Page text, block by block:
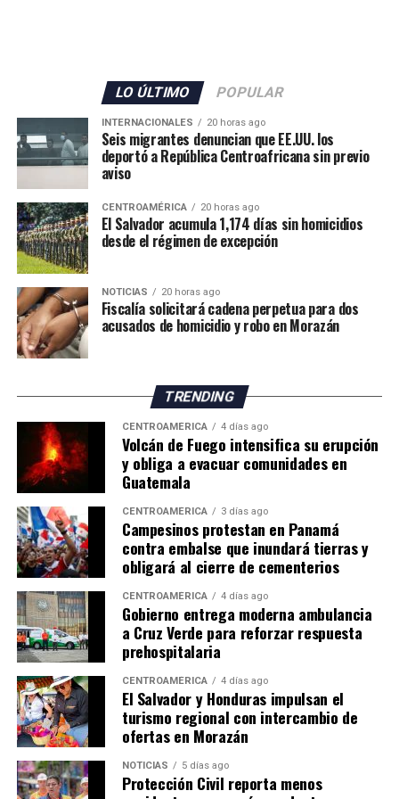
«Envía otro mensaje claro: los delincuentes no tienen
dónde esconderse», expresó el diplomático, quien
añadió que la cooperación entre ambos países para
desmantelar los cárteles y llevar ante la justicia a los
responsables de delitos violentos continúa dando
resultados.
LO ÚLTIMO POPULAR
INTERNACIONALES 20 horas ago
Seis migrantes denuncian que EE.UU. los
deportó a República Centroafricana sin previo
aviso
CENTROAMÉRICA 20 horas ago
El Salvador acumula 1,174 días sin homicidios
desde el régimen de excepción
NOTICIAS 20 horas ago
Fiscalía solicitará cadena perpetua para dos
acusados de homicidio y robo en Morazán
TRENDING
CENTROAMÉRICA 4 días ago
Volcán de Fuego intensifica su erupción
y obliga a evacuar comunidades en
Guatemala
CENTROAMÉRICA 3 días ago
Campesinos protestan en Panamá
contra embalse que inundará tierras y
obligará al cierre de cementerios
CENTROAMÉRICA 4 días ago
Gobierno entrega moderna ambulancia
a Cruz Verde para reforzar respuesta
prehospitalaria
CENTROAMÉRICA 4 días ago
El Salvador y Honduras impulsan el
turismo regional con intercambio de
ofertas en Morazán
NOTICIAS 5 días ago
Protección Civil reporta menos